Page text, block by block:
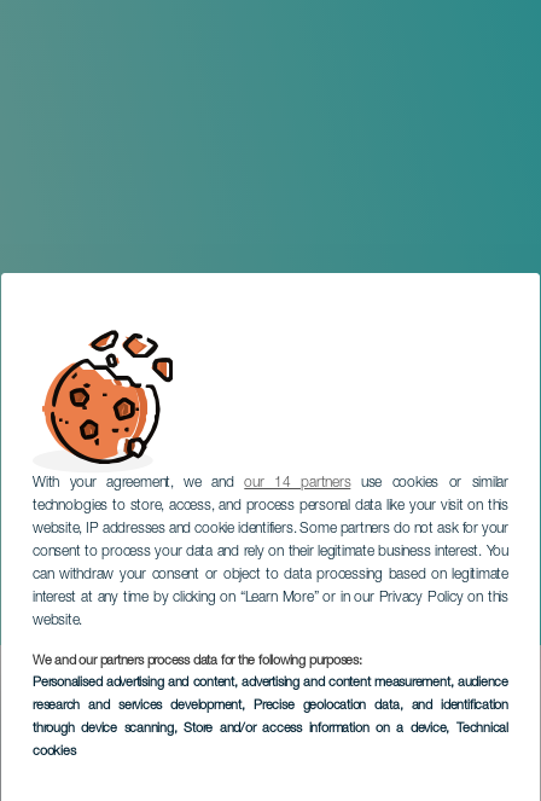
With your agreement, we andour 14 partnersuse cookies or similar
technologies to store, access, and process personal data like your visit on this
website, IP addresses and cookie identifiers. Some partners do not ask for your
consent to process your data and rely on their legitimate business interest. You
can withdraw your consent or object to data processing based on legitimate
interest at any time by clicking on “Learn More” or in our Privacy Policy on this
website.
We and our partners process data for the following purposes:
Personalised advertising and content, advertising and content measurement, audience
research and services development, Precise geolocation data, and identification
through device scanning, Store and/or access information on a device, Technical
cookies
Manoletes Schwestern. La
Palma
LA PALMA
Imagen
Listado